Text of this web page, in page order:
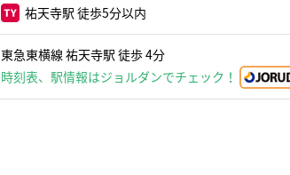
祐天寺駅 徒歩5分以内
東急東横線 祐天寺駅 徒歩 4分
時刻表、駅情報はジョルダンでチェック！